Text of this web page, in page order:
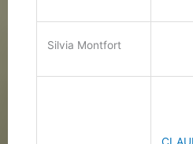
Silvia Montfort